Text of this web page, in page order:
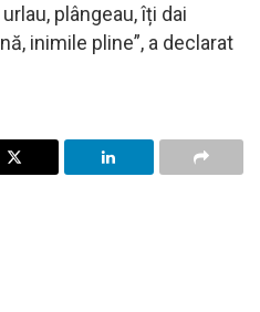
plângeau, îți dai
inimile pline”, a declarat